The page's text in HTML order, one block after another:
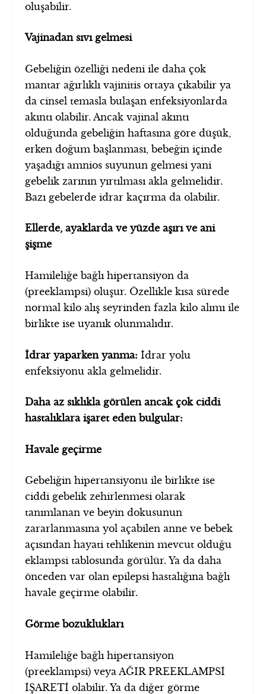
oluşabilir.
Vajinadan sıvı gelmesi
Gebeliğin özelliği nedeni ile daha çok
mantar ağırlıklı vajinitis ortaya çıkabilir ya
da cinsel temasla bulaşan enfeksiyonlarda
akıntı olabilir. Ancak vajinal akıntı
olduğunda gebeliğin haftasına göre düşük,
erken doğum başlanması, bebeğin içinde
yaşadığı amnios suyunun gelmesi yani
gebelik zarının yırtılması akla gelmelidir.
Bazı gebelerde idrar kaçırma da olabilir.
Ellerde, ayaklarda ve yüzde aşırı ve ani
şişme
Hamileliğe bağlı hipertansiyon da
(preeklampsi) oluşur. Özellikle kısa sürede
normal kilo alış seyrinden fazla kilo alımı ile
birlikte ise uyanık olunmalıdır.
İdrar yaparken yanma: İdrar yolu
enfeksiyonu akla gelmelidir.
Daha az sıklıkla görülen ancak çok ciddi
hastalıklara işaret eden bulgular:
Havale geçirme
Gebeliğin hipertansiyonu ile birlikte ise
ciddi gebelik zehirlenmesi olarak
tanımlanan ve beyin dokusunun
zararlanmasına yol açabilen anne ve bebek
açısından hayati tehlikenin mevcut olduğu
eklampsi tablosunda görülür. Ya da daha
önceden var olan epilepsi hastalığına bağlı
havale geçirme olabilir.
Görme bozuklukları
Hamileliğe bağlı hipertansiyon
(preeklampsi) veya AĞIR PREEKLAMPSİ
İŞARETİ olabilir. Ya da diğer görme